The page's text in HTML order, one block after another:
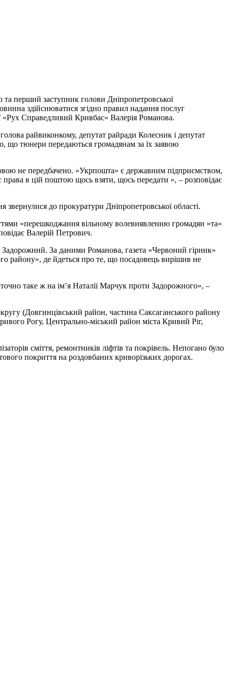
перший заступник голови Дніпропетровської
здійснюватися згідно правил надання послуг
«Рух Справедливий Кривбас» Валерія Романова.
райвиконкому, депутат райради Колесник і депутат
що тюнери передаються громадянам за їх заявою
не передбачено. «Укрпошта» є державним підприємством,
в цій поштою щось взяти, щось передати », – розповідає
до прокуратури Дніпропетровської області.
«перешкоджання вільному волевиявленню громадян »та«
Валерій Петрович.
За даними Романова, газета «Червоний гірник»
району», де йдеться про те, що посадовець вирішив не
таке ж на ім’я Наталії Марчук проти Задорожного», –
(Довгинцівський район, частина Саксаганського району
Рогу, Центрально-міський район міста Кривий Ріг,
сміття, ремонтників ліфтів та покрівель. Непогано було
покриття на роздовбаних криворізьких дорогах.